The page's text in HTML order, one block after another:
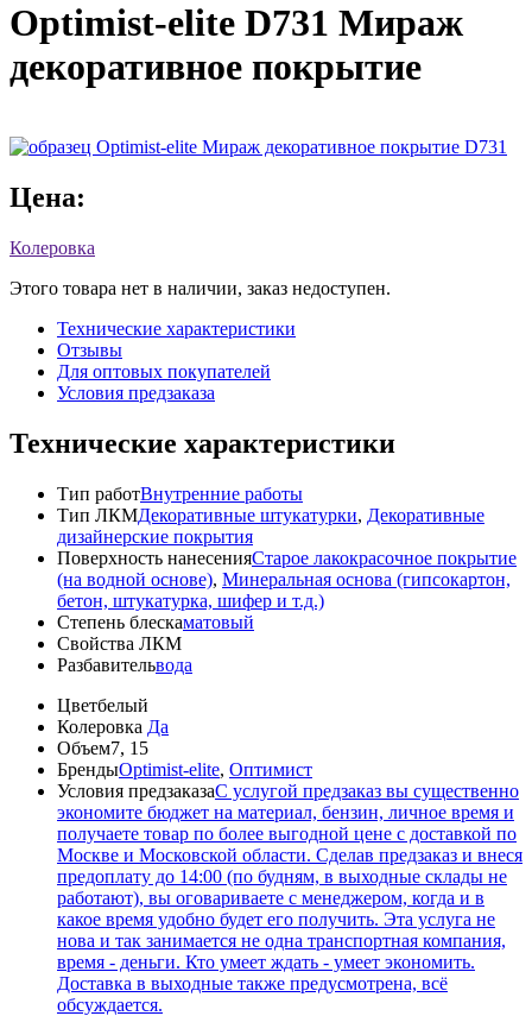
Optimist-elite D731 Мираж
декоративное покрытие
Цена:
Колеровка
Этого товара нет в наличии, заказ недоступен.
Технические характеристики
Отзывы
Для оптовых покупателей
Условия предзаказа
Технические характеристики
Тип работВнутренние работы
Тип ЛКМДекоративные штукатурки, Декоративные
дизайнерские покрытия
Поверхность нанесенияСтарое лакокрасочное покрытие
(на водной основе), Минеральная основа (гипсокартон,
бетон, штукатурка, шифер и т.д.)
Степень блескаматовый
Свойства ЛКМ
Разбавительвода
Цветбелый
Колеровка Да
Объем7, 15
БрендыOptimist-elite, Оптимист
Условия предзаказаС услугой предзаказ вы существенно
экономите бюджет на материал, бензин, личное время и
получаете товар по более выгодной цене с доставкой по
Москве и Московской области. Сделав предзаказ и внеся
предоплату до 14:00 (по будням, в выходные склады не
работают), вы оговариваете с менеджером, когда и в
какое время удобно будет его получить. Эта услуга не
нова и так занимается не одна транспортная компания,
время - деньги. Кто умеет ждать - умеет экономить.
Доставка в выходные также предусмотрена, всё
обсуждается.